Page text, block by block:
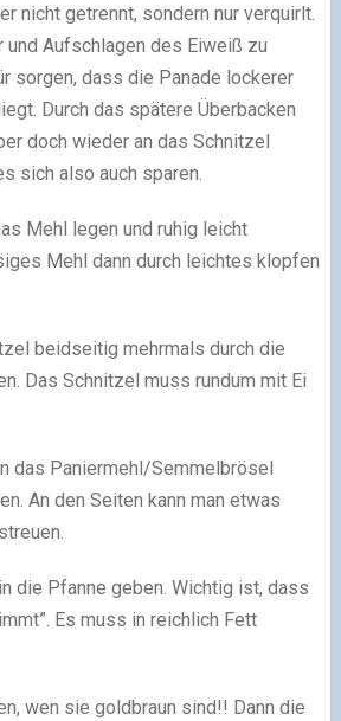
nicht getrennt, sondern nur verquirlt.
und Aufschlagen des Eiweiß zu
sorgen, dass die Panade lockerer
Durch das spätere Überbacken
doch wieder an das Schnitzel
sich also auch sparen.
Mehl legen und ruhig leicht
Mehl dann durch leichtes klopfen
beidseitig mehrmals durch die
Das Schnitzel muss rundum mit Ei
das Paniermehl/Semmelbrösel
An den Seiten kann man etwas
die Pfanne geben. Wichtig ist, dass
Es muss in reichlich Fett
wen sie goldbraun sind!! Dann die